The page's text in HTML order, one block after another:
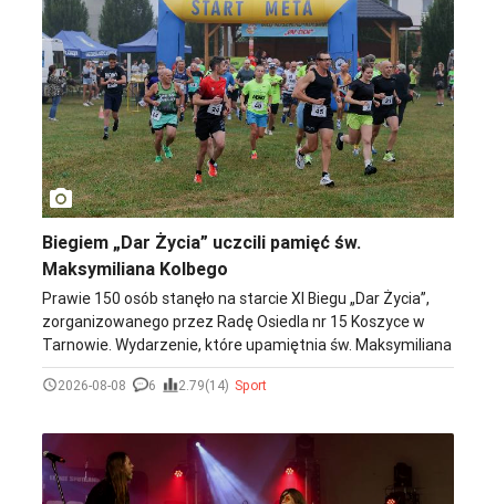
photo_camera
Biegiem „Dar Życia” uczcili pamięć św.
Maksymiliana Kolbego
Prawie 150 osób stanęło na starcie XI Biegu „Dar Życia”,
zorganizowanego przez Radę Osiedla nr 15 Koszyce w
Tarnowie. Wydarzenie, które upamiętnia św. Maksymiliana
Marię Kolbego oraz jego męczeńską śmierć w niemieckim
obozie koncentracyjnym KL Auschwitz, odbyło się w
2026-08-08 6 2.79(14) Sport